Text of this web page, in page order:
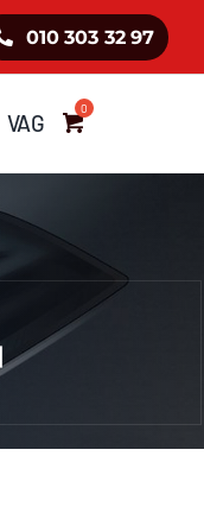
010 303 32 97
VAG